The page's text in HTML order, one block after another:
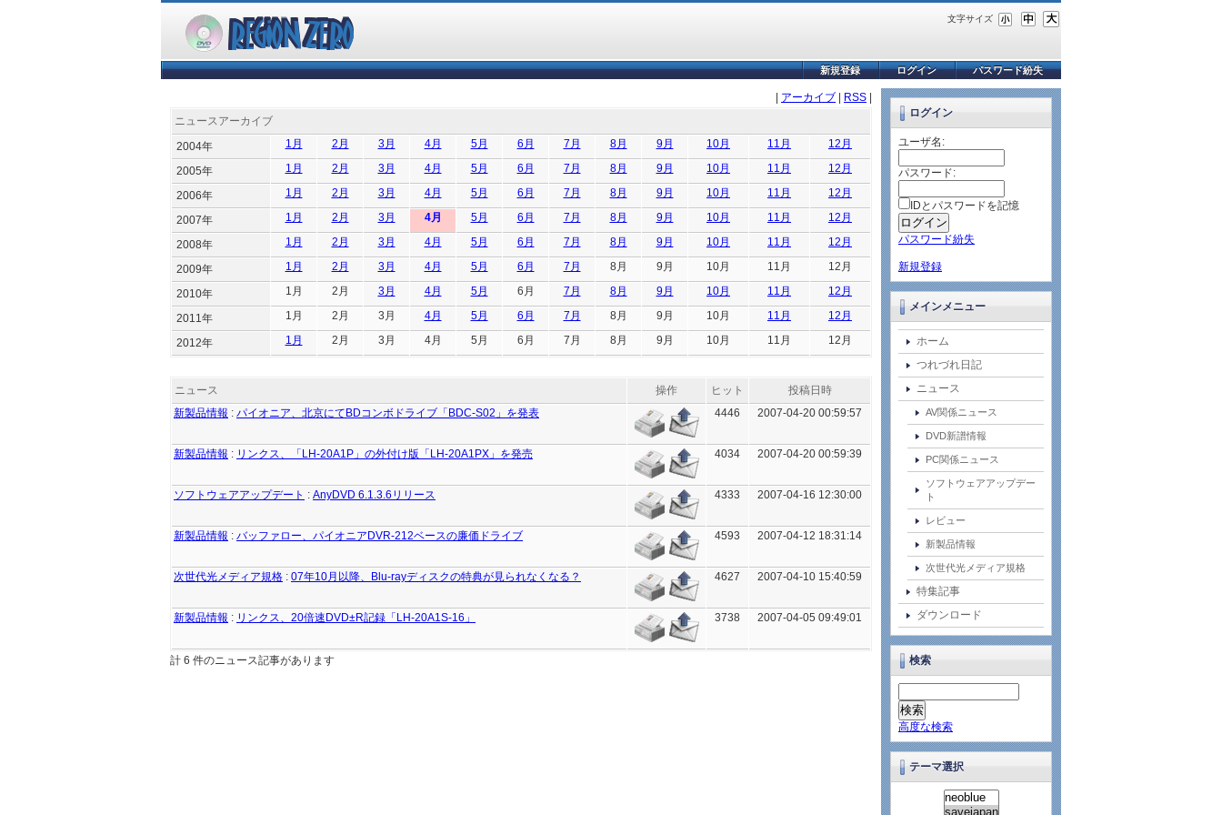
文字サイズ
パスワード紛失
ログイン
新規登録
アーカイブ RSS
ニュースアーカイブ
2004年
1月 2月 3月 4月 5月 6月 7月 8月 9月 10月 11月 12月
2005年 1月 2月 3月 4月 5月 6月 7月 8月 9月 10月 11月 12月
2006年 1月 2月 3月 4月 5月 6月 7月 8月 9月 10月 11月 12月
2007年 1月 2月 3月 4月 5月 6月 7月 8月 9月 10月 11月 12月
2008年 1月 2月 3月 4月 5月 6月 7月 8月 9月 10月 11月 12月
2009年 1月 2月 3月 4月 5月 6月 7月 8月 9月 10月 11月 12月
2010年 1月 2月 3月 4月 5月 6月 7月 8月 9月 10月 11月 12月
2011年 1月 2月 3月 4月 5月 6月 7月 8月 9月 10月 11月 12月
2012年 1月 2月 3月 4月 5月 6月 7月 8月 9月 10月 11月 12月
ニュース 操作 ヒット
投稿日時
新製品情報 : パイオニア、北京にてBDコンボドライブ「BDC-S02」を発表 4446 2007-04-20 00:59:57
新製品情報 : リンクス、「LH-20A1P」の外付け版「LH-20A1PX」を発売 4034 2007-04-20 00:59:39
ソフトウェアアップデート : AnyDVD 6.1.3.6リリース 4333 2007-04-16 12:30:00
新製品情報 : バッファロー、パイオニアDVR-212ベースの廉価ドライブ 4593 2007-04-12 18:31:14
次世代光メディア規格 : 07年10月以降、Blu-rayディスクの特典が見られなくなる？ 4627 2007-04-10 15:40:59
新製品情報 : リンクス、20倍速DVD±R記録「LH-20A1S-16」 3738 2007-04-05 09:49:01
計 6 件のニュース記事があります
ログイン
ユーザ名:
パスワード:
IDとパスワードを記憶
パスワード紛失
新規登録
メインメニュー
ホーム
つれづれ日記
ニュース
AV関係ニュース
DVD新譜情報
PC関係ニュース
ソフトウェアアップデー
ト
レビュー
新製品情報
次世代光メディア規格
特集記事
ダウンロード
検索
高度な検索
テーマ選択